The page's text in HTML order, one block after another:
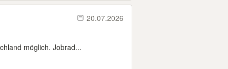
20.07.2026
möglich. Jobrad...